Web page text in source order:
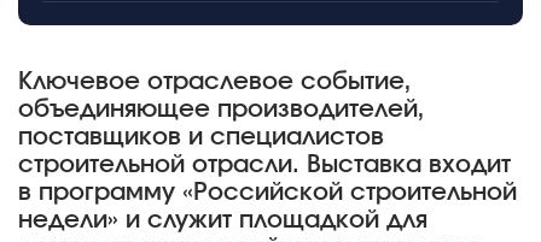
Ключевое отраслевое событие,
объединяющее производителей,
поставщиков и специалистов
строительной отрасли. Выставка входит
в программу «Российской строительной
недели» и служит площадкой для